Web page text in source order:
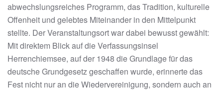
abwechslungsreiches Programm, das Tradition, kulturelle
Offenheit und gelebtes Miteinander in den Mittelpunkt
stellte. Der Veranstaltungsort war dabei bewusst gewählt:
Mit direktem Blick auf die Verfassungsinsel
Herrenchiemsee, auf der 1948 die Grundlage für das
deutsche Grundgesetz geschaffen wurde, erinnerte das
Fest nicht nur an die Wiedervereinigung, sondern auch an